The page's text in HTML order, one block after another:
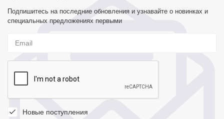
Подпишитесь на последние обновления и узнавайте о новинках и
специальных предложениях первыми
Новые поступления